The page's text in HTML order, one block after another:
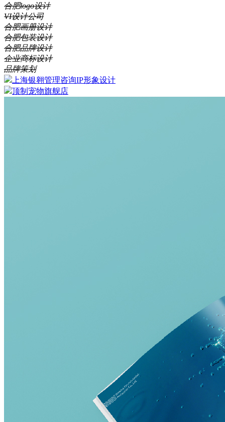
合肥logo设计
VI设计公司
合肥画册设计
合肥包装设计
合肥品牌设计
企业商标设计
品牌策划
上海银翱管理咨询IP形象设计
顶制宠物旗舰店